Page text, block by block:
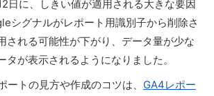
日に、しきい値が適用される大きな要因
シグナルがレポート用識別子から削除さ
される可能性が下がり、データ量が少な
タが表示されるようになりました。
ートの見方や作成のコツは、 GA4レポー